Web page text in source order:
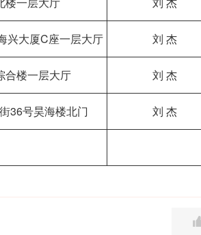
兴大厦C座一层大厅 刘 杰
合楼一层大厅 刘 杰
36号昊海楼北门 刘 杰